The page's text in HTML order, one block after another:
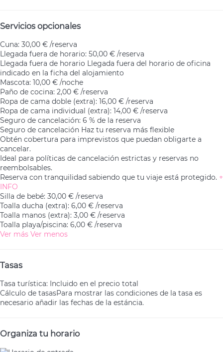
Servicios opcionales
Cuna: 30,00 € /reserva
Llegada fuera de horario: 50,00 € /reserva
Llegada fuera de horario Llegada fuera del horario de oficina
indicado en la ficha del alojamiento
Mascota: 10,00 € /noche
Paño de cocina: 2,00 € /reserva
Ropa de cama doble (extra): 16,00 € /reserva
Ropa de cama individual (extra): 14,00 € /reserva
Seguro de cancelación: 6 % de la reserva
Seguro de cancelación Haz tu reserva más flexible
Obtén cobertura para imprevistos que puedan obligarte a
cancelar.
Ideal para políticas de cancelación estrictas y reservas no
reembolsables.
Reserva con tranquilidad sabiendo que tu viaje está protegido. +
INFO
Silla de bebé: 30,00 € /reserva
Toalla ducha (extra): 6,00 € /reserva
Toalla manos (extra): 3,00 € /reserva
Toalla playa/piscina: 6,00 € /reserva
Ver más Ver menos
Tasas
Tasa turística: Incluido en el precio total
Cálculo de tasasPara mostrar las condiciones de la tasa es
necesario añadir las fechas de la estáncia.
Organiza tu horario